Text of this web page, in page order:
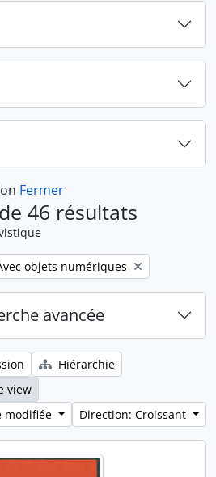
Fermer
46 résultats
filter:
objets numériques
avancée
Hiérarchie
view
modifiée
Direction: Croissant